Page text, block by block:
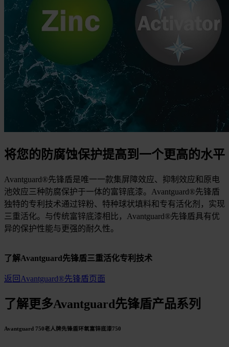
将您的防腐蚀保护提高到一个更高的水平
Avantguard®先锋盾是唯一一款集屏障效应、抑制效应和原电
池效应三种防腐保护于一体的富锌底漆。Avantguard®先锋盾
独特的专利技术通过锌粉、特种球状填料和专有活化剂，实现
三重活化。与传统富锌底漆相比，Avantguard®先锋盾具有优
异的保护性能与更强的耐久性。
了解Avantguard先锋盾三重活化专利技术
返回Avantguard®先锋盾页面
了解更多Avantguard先锋盾产品系列
Avantguard 750老人牌先锋盾环氧富锌底漆750